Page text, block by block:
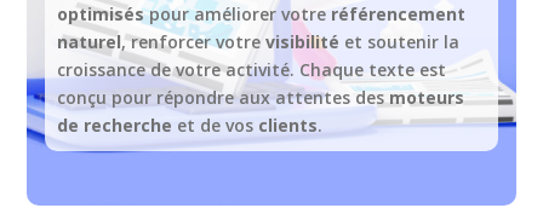
optimiséspour améliorer votre référencement
naturel, renforcer votrevisibilité et soutenir la
croissance de votre activité. Chaque texte est
conçu pour répondre aux attentes desmoteurs
de recherche et de vos clients.